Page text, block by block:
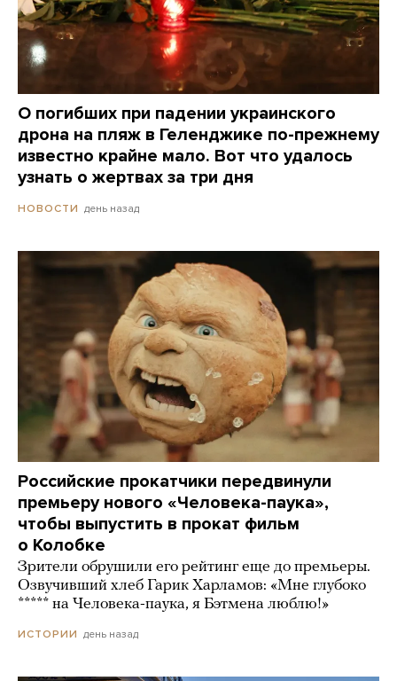
О погибших при падении украинского
дрона на пляж в Геленджике по-прежнему
известно крайне мало. Вот что удалось
узнать о жертвах за три дня
НОВОСТИ день назад
Российские прокатчики передвинули
премьеру нового «Человека-паука»,
чтобы выпустить в прокат фильм
о Колобке
Зрители обрушили его рейтинг еще до премьеры.
Озвучивший хлеб Гарик Харламов: «Мне глубоко
***** на Человека-паука, я Бэтмена люблю!»
ИСТОРИИ день назад